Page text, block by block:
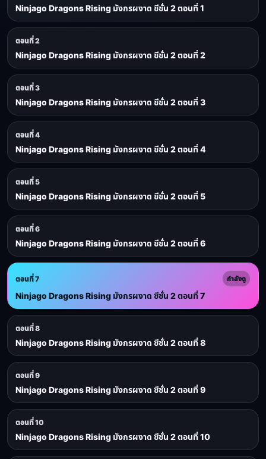
Ninjago Dragons Rising มังกรผงาด ซีซั่น 2 ตอนที่ 1
ตอนที่ 2
Ninjago Dragons Rising มังกรผงาด ซีซั่น 2 ตอนที่ 2
ตอนที่ 3
Ninjago Dragons Rising มังกรผงาด ซีซั่น 2 ตอนที่ 3
ตอนที่ 4
Ninjago Dragons Rising มังกรผงาด ซีซั่น 2 ตอนที่ 4
ตอนที่ 5
Ninjago Dragons Rising มังกรผงาด ซีซั่น 2 ตอนที่ 5
ตอนที่ 6
Ninjago Dragons Rising มังกรผงาด ซีซั่น 2 ตอนที่ 6
ตอนที่ 7 กำลังดู
Ninjago Dragons Rising มังกรผงาด ซีซั่น 2 ตอนที่ 7
ตอนที่ 8
Ninjago Dragons Rising มังกรผงาด ซีซั่น 2 ตอนที่ 8
ตอนที่ 9
Ninjago Dragons Rising มังกรผงาด ซีซั่น 2 ตอนที่ 9
ตอนที่ 10
Ninjago Dragons Rising มังกรผงาด ซีซั่น 2 ตอนที่ 10